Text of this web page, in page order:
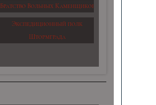
Братство Вольных Каменщиков
Экспедиционный полк
Штормграда